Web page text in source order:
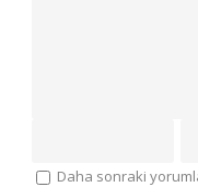
Daha sonraki